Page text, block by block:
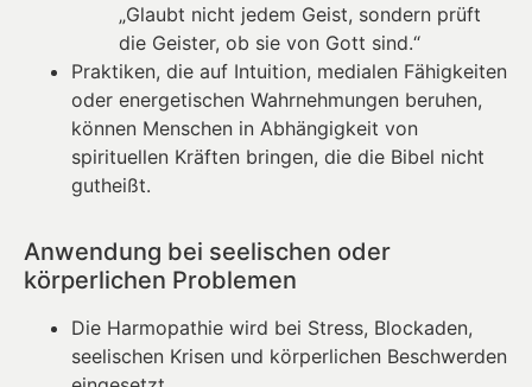
„Glaubt nicht jedem Geist, sondern prüft
die Geister, ob sie von Gott sind.“
Praktiken, die auf Intuition, medialen Fähigkeiten
oder energetischen Wahrnehmungen beruhen,
können Menschen in Abhängigkeit von
spirituellen Kräften bringen, die die Bibel nicht
gutheißt.
Anwendung bei seelischen oder
körperlichen Problemen
Die Harmopathie wird bei Stress, Blockaden,
seelischen Krisen und körperlichen Beschwerden